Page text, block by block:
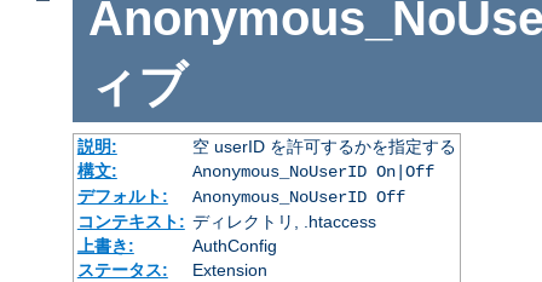
ィブ
説明:
空 userID を許可するかを指定する
構文:
Anonymous_NoUserID On|Off
デフォルト:
Anonymous_NoUserID Off
コンテキスト: ディレクトリ, .htaccess
上書き:
AuthConfig
ステータス:
Extension